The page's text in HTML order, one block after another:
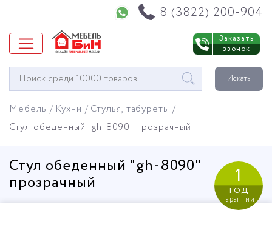
8 (3822) 200-904
Заказать
звонок
Окно
поиска
Искать
Мебель Кухни
Стулья, табуреты
Стул обеденный "gh-8090" прозрачный
Стул обеденный "gh-8090"
прозрачный
1
год
гарантии